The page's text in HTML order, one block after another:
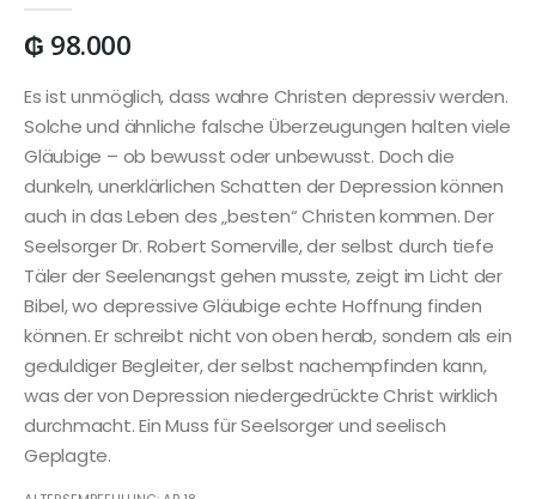
₲ 98.000
Es ist unmöglich, dass wahre Christen depressiv werden.
Solche und ähnliche falsche Überzeugungen halten viele
Gläubige – ob bewusst oder unbewusst. Doch die
dunkeln, unerklärlichen Schatten der Depression können
auch in das Leben des „besten“ Christen kommen. Der
Seelsorger Dr. Robert Somerville, der selbst durch tiefe
Täler der Seelenangst gehen musste, zeigt im Licht der
Bibel, wo depressive Gläubige echte Hoffnung finden
können. Er schreibt nicht von oben herab, sondern als ein
geduldiger Begleiter, der selbst nachempfinden kann,
was der von Depression niedergedrückte Christ wirklich
durchmacht. Ein Muss für Seelsorger und seelisch
Geplagte.